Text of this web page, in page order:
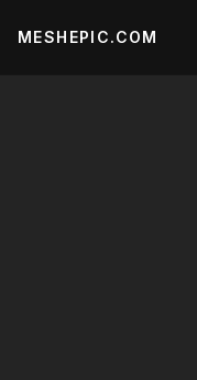
MESHEPIC.COM